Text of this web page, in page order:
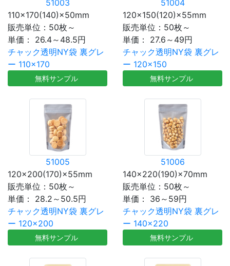
51003
110×170(140)×50mm
販売単位：50枚～
単価：
26.4～48.5円
チャック透明NY袋 裏グレ
ー 110×170
無料サンプル
51004
120×150(120)×55mm
販売単位：50枚～
単価：
27.6～49円
チャック透明NY袋 裏グレ
ー 120×150
無料サンプル
51005
120×200(170)×55mm
販売単位：50枚～
単価：
28.2～50.5円
チャック透明NY袋 裏グレ
ー 120×200
無料サンプル
51006
140×220(190)×70mm
販売単位：50枚～
単価：
36～59円
チャック透明NY袋 裏グレ
ー 140×220
無料サンプル